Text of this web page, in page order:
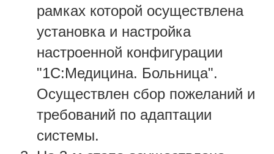
рамках которой осуществлена
установка и настройка
настроенной конфигурации
"1С:Медицина. Больница".
Осуществлен сбор пожеланий и
требований по адаптации
системы.